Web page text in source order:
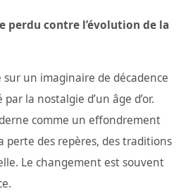
perdu contre l’évolution de la
sur un imaginaire de décadence
la nostalgie d’un âge d’or.
comme un effondrement
perte des repères, des traditions
Le changement est souvent